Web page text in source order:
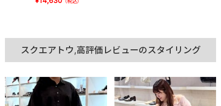
（税込）
スクエアトウ,高評価レビューのスタイリング